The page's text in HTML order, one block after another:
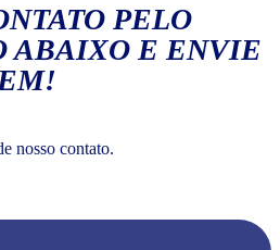
PELO
ABAIXO E ENVIE
nosso contato.